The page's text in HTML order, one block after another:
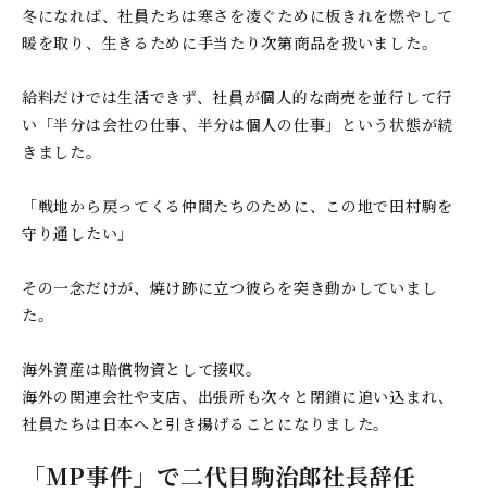
冬になれば、社員たちは寒さを凌ぐために板きれを燃やして
暖を取り、生きるために手当たり次第商品を扱いました。
給料だけでは生活できず、社員が個人的な商売を並行して行
い「半分は会社の仕事、半分は個人の仕事」という状態が続
きました。
「戦地から戻ってくる仲間たちのために、この地で田村駒を
守り通したい」
その一念だけが、焼け跡に立つ彼らを突き動かしていまし
た。
海外資産は賠償物資として接収。
海外の関連会社や支店、出張所も次々と閉鎖に追い込まれ、
社員たちは日本へと引き揚げることになりました。
「MP事件」で二代目駒治郎社長辞任